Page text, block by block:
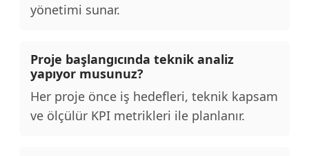
yönetimi sunar.
Proje başlangıcında teknik analiz
yapıyor musunuz?
Her proje önce iş hedefleri, teknik kapsam
ve ölçülür KPI metrikleri ile planlanır.